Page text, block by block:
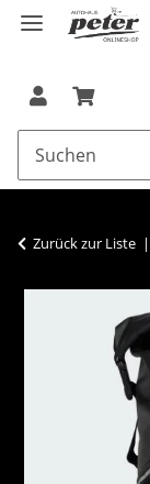
Zurück zur Liste